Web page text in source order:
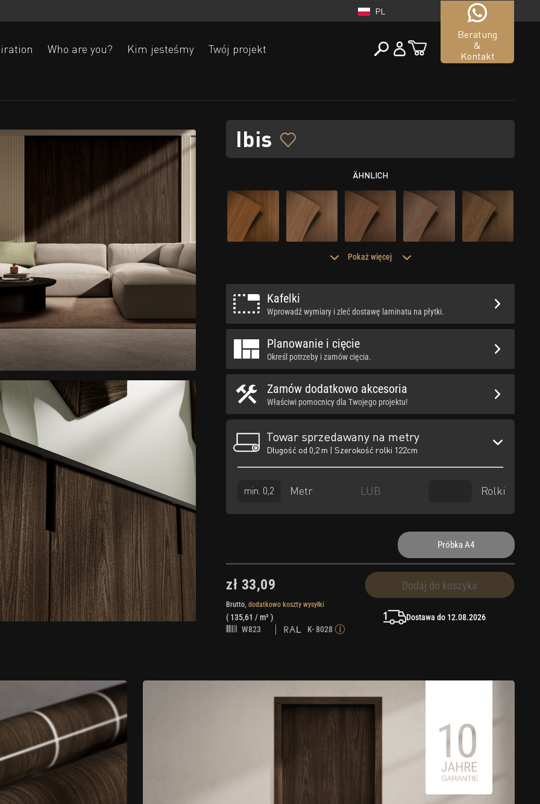
PL
Aktueller Shop
Beratung
&
Kontakt
Who are you? Kim jesteśmy Twój projekt
Ibis
ÄHNLICH
Pokaż więcej
Kafelki
Wprowadź wymiary i zleć dostawę laminatu na płytki.
Planowanie i cięcie
Określ potrzeby i zamów cięcia.
Zamów dodatkowo akcesoria
Właściwi pomocnicy dla Twojego projektu!
Towar sprzedawany na metry
Długość od 0,2 m | Szerokość rolki 122cm
Metr LUB Rolki
Próbka A4
zł 33,09 Dodaj do koszyka
Brutto,dodatkowo koszty wysyłki
( 135,61 / m² )
W823
K- 8028
Dostawa do 12.08.2026